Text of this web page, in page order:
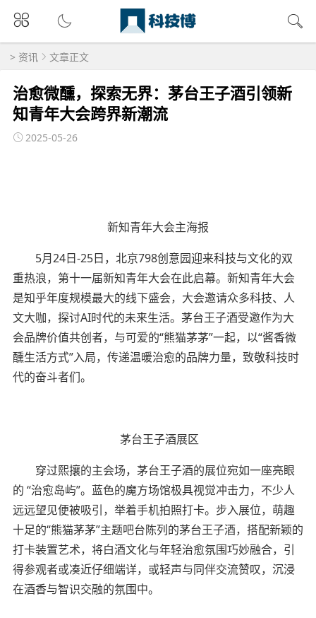
> 资讯 文章正文
治愈微醺，探索无界：茅台王子酒引领新
知青年大会跨界新潮流
2025-05-26
新知青年大会主海报
5月24日-25日，北京798创意园迎来科技与文化的双
重热浪，第十一届新知青年大会在此启幕。新知青年大会
是知乎年度规模最大的线下盛会，大会邀请众多科技、人
文大咖，探讨AI时代的未来生活。茅台王子酒受邀作为大
会品牌价值共创者，与可爱的“熊猫茅茅”一起，以“酱香微
醺生活方式”入局，传递温暖治愈的品牌力量，致敬科技时
代的奋斗者们。
茅台王子酒展区
穿过熙攘的主会场，茅台王子酒的展位宛如一座亮眼
的 “治愈岛屿”。蓝色的魔方场馆极具视觉冲击力，不少人
远远望见便被吸引，举着手机拍照打卡。步入展位，萌趣
十足的“熊猫茅茅”主题吧台陈列的茅台王子酒，搭配新颖的
打卡装置艺术，将白酒文化与年轻治愈氛围巧妙融合，引
得参观者或凑近仔细端详，或轻声与同伴交流赞叹，沉浸
在酒香与智识交融的氛围中。